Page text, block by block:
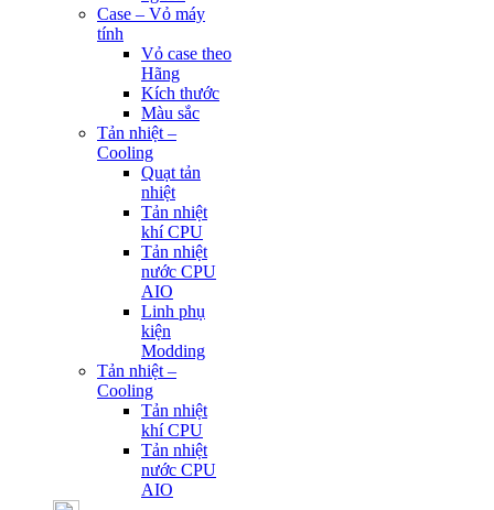
Case – Vỏ máy
tính
Vỏ case theo
Hãng
Kích thước
Màu sắc
Tản nhiệt –
Cooling
Quạt tản
nhiệt
Tản nhiệt
khí CPU
Tản nhiệt
nước CPU
AIO
Linh phụ
kiện
Modding
Tản nhiệt –
Cooling
Tản nhiệt
khí CPU
Tản nhiệt
nước CPU
AIO